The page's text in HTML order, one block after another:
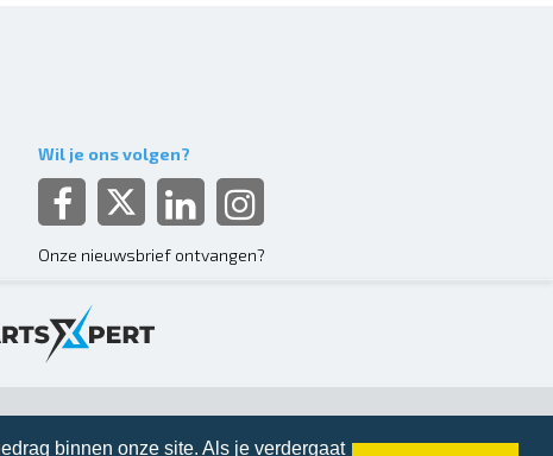
binnen onze site. Als je verdergaat
Wil je ons volgen?
Onze nieuwsbrief ontvangen?